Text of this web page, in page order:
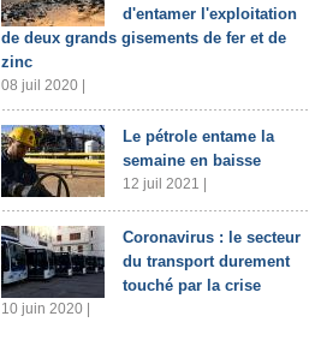
d'entamer l'exploitation
de deux grands gisements de fer et de
zinc
08 juil 2020 |
Le pétrole entame la
semaine en baisse
12 juil 2021 |
Coronavirus : le secteur
du transport durement
touché par la crise
10 juin 2020 |